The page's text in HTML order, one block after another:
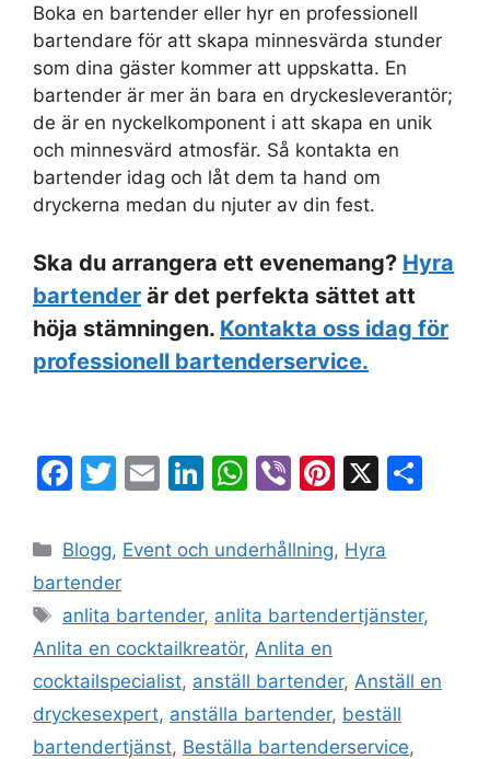
Boka en bartender eller hyr en professionell
bartendare för att skapa minnesvärda stunder
som dina gäster kommer att uppskatta. En
bartender är mer än bara en dryckesleverantör;
de är en nyckelkomponent i att skapa en unik
och minnesvärd atmosfär. Så kontakta en
bartender idag och låt dem ta hand om
dryckerna medan du njuter av din fest.
Ska du arrangera ett evenemang? Hyra
bartender är det perfekta sättet att
höja stämningen. Kontakta oss idag för
professionell bartenderservice.
F
c
e
b
o
o
k
T
itt
er
E
ai
Li
k
dI
n
W
at
A
p
p
Vi
er
Pi
er
st
X
Blogg, Event och underhållning, Hyra
bartender
anlita bartender, anlita bartendertjänster,
Anlita en cocktailkreatör, Anlita en
cocktailspecialist, anställ bartender, Anställ en
dryckesexpert, anställa bartender, beställ
bartendertjänst, Beställa bartenderservice,